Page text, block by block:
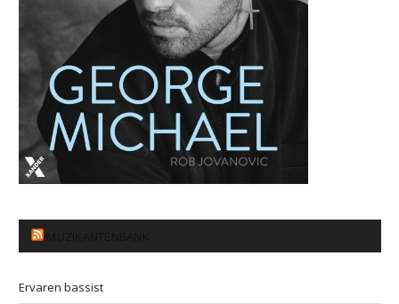
Ervaren bassist